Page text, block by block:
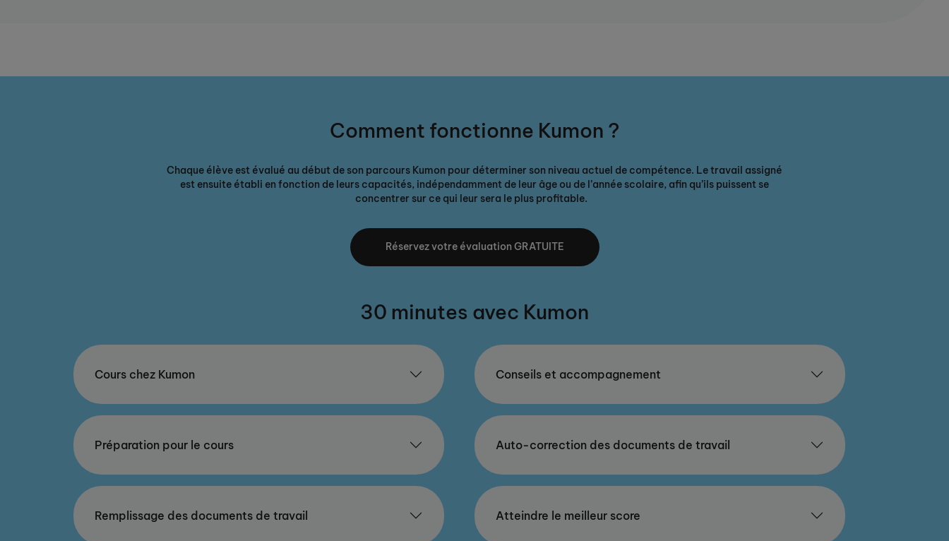
Comment fonctionne Kumon ?
Chaque élève est évalué au début de son parcours Kumon pour déterminer son niveau actuel de compétence. Le travail assigné
est ensuite établi en fonction de leurs capacités, indépendamment de leur âge ou de l’année scolaire, afin qu’ils puissent se
concentrer sur ce qui leur sera le plus profitable.
Réservez votre évaluation GRATUITE
30 minutes avec Kumon
Cours chez Kumon
Préparation pour le cours
Remplissage des documents de travail
Conseils et accompagnement
Auto-correction des documents de travail
Atteindre le meilleur score